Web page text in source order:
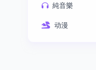
純音樂
动漫